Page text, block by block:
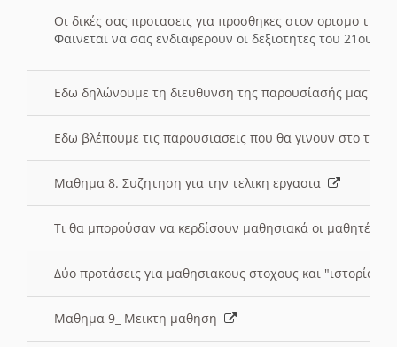
Οι δικές σας προτασεις για προσθηκες στον ορισμο
Φαινεται να σας ενδιαφερουν οι δεξιοτητες του 21ου
Εδω δηλώνουμε τη διευθυνση της παρουσίασής μας
Εδω βλέπουμε τις παρουσιασεις που θα γινουν στο
Μαθημα 8. Συζητηση για την τελικη εργασια
Τι θα μπορούσαν να κερδίσουν μαθησιακά οι μαθητές/
Δύο προτάσεις για μαθησιακους στοχους και "ιστορία"
Μαθημα 9_ Μεικτη μαθηση